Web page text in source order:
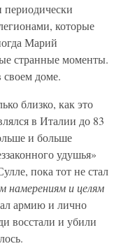
периодически
которые
Марий
странные моменты.
своем доме.
близко, как это
в Италии до 83
и больше
удушья»
пока тот не стал
намерениям и целям
армию и лично
восстали и убили